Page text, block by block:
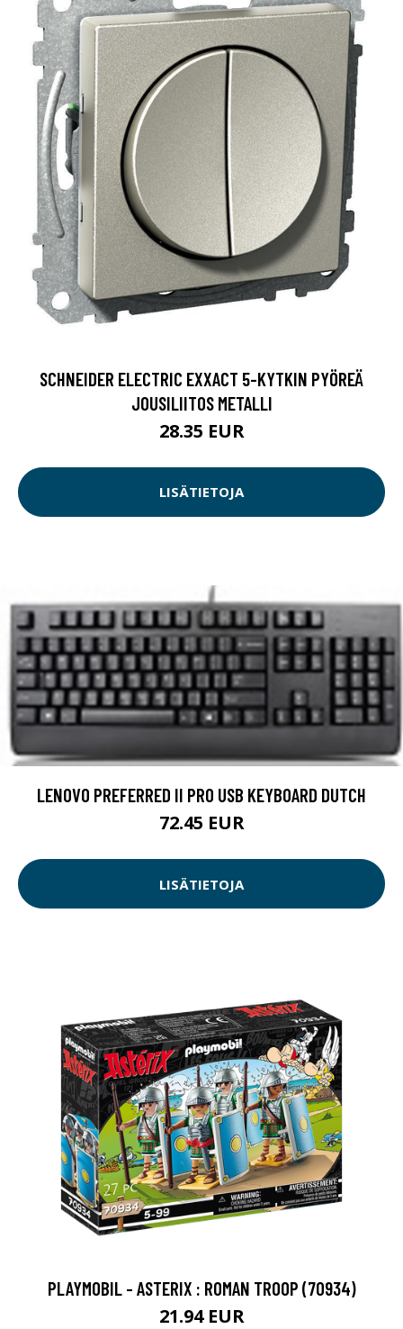
SCHNEIDER ELECTRIC EXXACT 5-KYTKIN PYÖREÄ
JOUSILIITOS METALLI
28.35 EUR
LISÄTIETOJA
LENOVO PREFERRED II PRO USB KEYBOARD DUTCH
72.45 EUR
LISÄTIETOJA
PLAYMOBIL - ASTERIX : ROMAN TROOP (70934)
21.94 EUR